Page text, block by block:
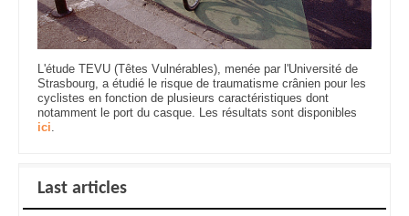
L'étude TEVU (Têtes Vulnérables), menée par l'Université de
Strasbourg, a étudié le risque de traumatisme crânien pour les
cyclistes en fonction de plusieurs caractéristiques dont
notamment le port du casque. Les résultats sont disponibles
ici
Last articles